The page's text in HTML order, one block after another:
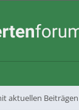
aktuellen Beiträgen